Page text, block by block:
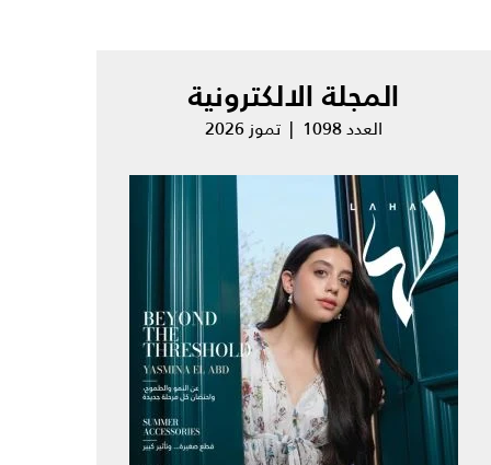
المجلة الالكترونية
العدد 1098 | تموز 2026